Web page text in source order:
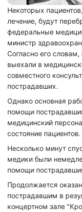
Некоторых
лечение, будут
федеральные
министр
Согласно его
выехали в
совместного
пострадавших.
Однако основная
помощи
медицинский
состояние пациентов.
Несколько минут
медики были
помощи
Продолжается
пострадавшим в
концертном зале